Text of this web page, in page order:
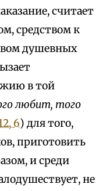
считает
средством к
душевных
в той
любит, того
6) для того,
приготовить
и среди
не